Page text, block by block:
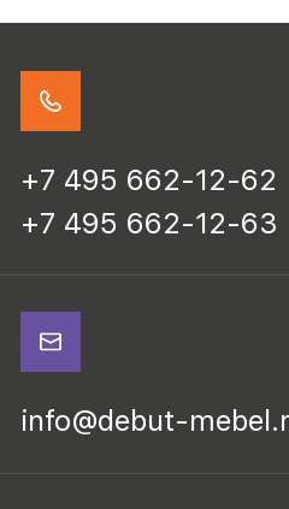
+7 495 662-12-62
+7 495 662-12-63
info@debut-